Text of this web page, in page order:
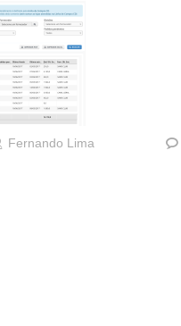
Fernando Lima